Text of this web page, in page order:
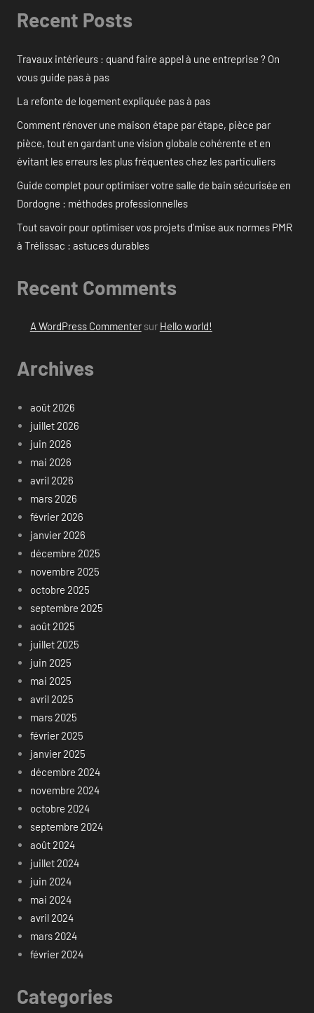
Recent Posts
Travaux intérieurs : quand faire appel à une entreprise ? On
vous guide pas à pas
La refonte de logement expliquée pas à pas
Comment rénover une maison étape par étape, pièce par
pièce, tout en gardant une vision globale cohérente et en
évitant les erreurs les plus fréquentes chez les particuliers
Guide complet pour optimiser votre salle de bain sécurisée en
Dordogne : méthodes professionnelles
Tout savoir pour optimiser vos projets d’mise aux normes PMR
à Trélissac : astuces durables
Recent Comments
A WordPress Commentersur Hello world!
Archives
août 2026
juillet 2026
juin 2026
mai 2026
avril 2026
mars 2026
février 2026
janvier 2026
décembre 2025
novembre 2025
octobre 2025
septembre 2025
août 2025
juillet 2025
juin 2025
mai 2025
avril 2025
mars 2025
février 2025
janvier 2025
décembre 2024
novembre 2024
octobre 2024
septembre 2024
août 2024
juillet 2024
juin 2024
mai 2024
avril 2024
mars 2024
février 2024
Categories